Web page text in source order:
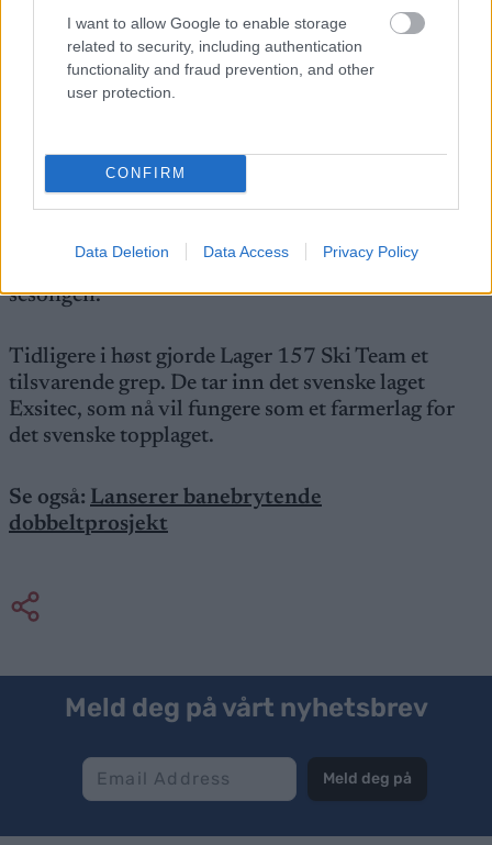
I want to allow Google to enable storage
related to security, including authentication
functionality and fraud prevention, and other
user protection.
CONFIRM
Data Deletion Data Access Privacy Policy
Kvinner
Anna Haag
Maren Engeskaug Nielsen
Sandra Schützova
Flere lag med dobbeltsatsing
Team Kaffebryggeriet Driv er ikke det eneste
sesongen.
Tidligere i høst gjorde Lager 157 Ski Team et
tilsvarende grep. De tar inn det svenske laget
Exsitec, som nå vil fungere som et farmerlag for
det svenske topplaget.
Se også: Lanserer banebrytende
dobbeltprosjekt
Meld deg på vårt nyhetsbrev
Meld deg på